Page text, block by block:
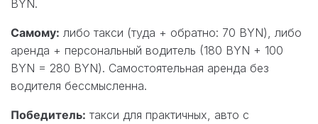
BYN.
Самому: либо такси (туда + обратно: 70 BYN), либо
аренда + персональный водитель (180 BYN + 100
BYN = 280 BYN). Самостоятельная аренда без
водителя бессмысленна.
Победитель: такси для практичных, авто с